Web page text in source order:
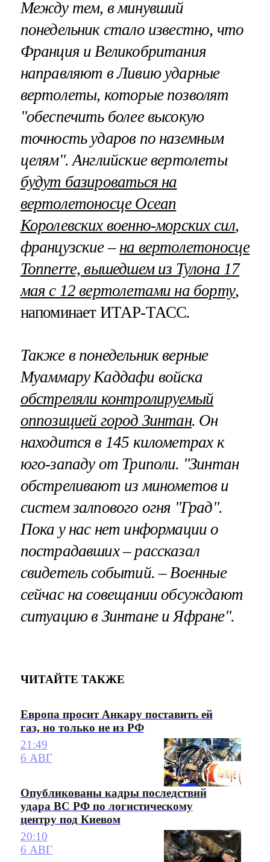
Между тем, в минувший
понедельник стало известно, что
Франция и Великобритания
направляют в Ливию ударные
вертолеты, которые позволят
"обеспечить более высокую
точность ударов по наземным
целям". Английские вертолеты
будут базироваться на
вертолетоносце Ocean
Королевских военно-морских сил,
французские – на вертолетоносце
Tonnerre, вышедшем из Тулона 17
мая с 12 вертолетами на борту,
напоминает ИТАР-ТАСС.
Также в понедельник верные
Муаммару Каддафи войска
обстреляли контролируемый
оппозицией город Зинтан. Он
находится в 145 километрах к
юго-западу от Триполи. "Зинтан
обстреливают из минометов и
систем залпового огня "Град".
Пока у нас нет информации о
пострадавших – рассказал
свидетель событий. – Военные
сейчас на совещании обсуждают
ситуацию в Зинтане и Яфране".
ЧИТАЙТЕ ТАКЖЕ
Европа просит Анкару поставить ей
газ, но только не из РФ
21:49
6 АВГ
Опубликованы кадры последствий
удара ВС РФ по логистическому
центру под Киевом
20:10
6 АВГ